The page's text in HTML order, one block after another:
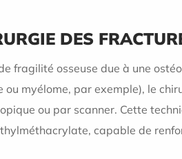
DES
fragilité osseuse due à une
ou myélome, par exemple), le
ou par scanner. Cette
capable de